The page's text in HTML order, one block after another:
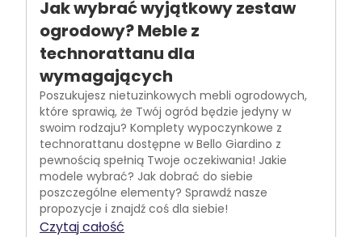
Jak wybrać wyjątkowy zestaw
ogrodowy? Meble z
technorattanu dla
wymagających
Poszukujesz nietuzinkowych mebli ogrodowych,
które sprawią, że Twój ogród będzie jedyny w
swoim rodzaju? Komplety wypoczynkowe z
technorattanu dostępne w Bello Giardino z
pewnością spełnią Twoje oczekiwania! Jakie
modele wybrać? Jak dobrać do siebie
poszczególne elementy? Sprawdź nasze
propozycje i znajdź coś dla siebie!
Czytaj całość